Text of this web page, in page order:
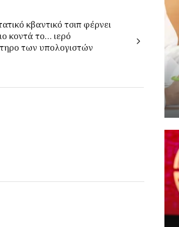
κβαντικό τσιπ φέρνει
κοντά το… ιερό
των υπολογιστών